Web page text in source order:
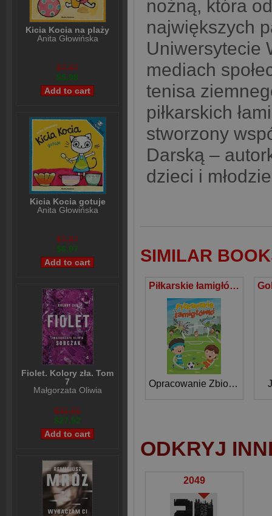
Kicia Kocia na plaży
Anita Głowińska
$7,97
$5,98
Kicia Kocia gotuje
Anita Głowińska
$7,97
$6,97
Fiolet. Kolory zła. Tom
7
Małgorzata Oliwia
$31,55
$27,92
nożną, która
największych
Uniwersytecie
mediach
tenisa
piłkarskich
stworzony
Darską –
dzieci i
SIMILAR
Piłkarskie łamigłówki
Opracowanie Zbiorowe
ODKRYJ
2049